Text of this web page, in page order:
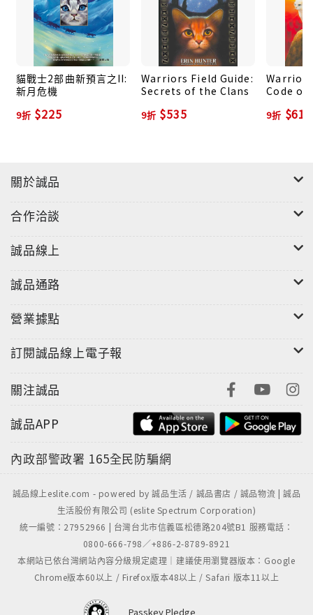
貓戰士2部曲新預言之II:
新月危機
9折 $225
Warriors Field Guide:
Secrets of the Clans
9折 $535
Code of
9折 $612
關於誠品
合作洽談
誠品線上
誠品通路
營業據點
訂閱誠品線上電子報
關注誠品
誠品APP
內政部警政署 165全民防騙網
誠品線上eslite.com - powered by 誠品生活 / 誠品書店 / 誠品物流 | 誠品
生活股份有限公司 (eslite Spectrum Corporation)
統一編號：27952966 | 台灣台北市信義區松德路204號B1 服務電話：
0800-666-798／+886-2-8789-8921
本網站已依台灣網站內容分級規定處理｜建議使用瀏覽器版本：Google
Chrome版本60以上 / Firefox版本48以上 / Safari 版本11以上
Passkey Pledge